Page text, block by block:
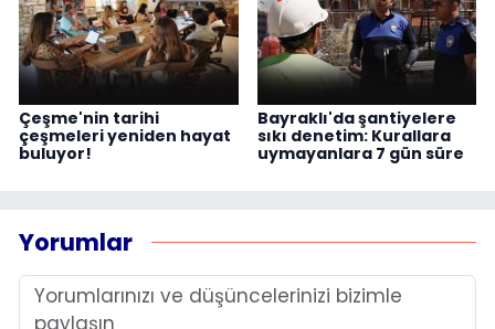
Çeşme'nin tarihi
çeşmeleri yeniden hayat
buluyor!
Bayraklı'da şantiyelere
sıkı denetim: Kurallara
uymayanlara 7 gün süre
Yorumlar